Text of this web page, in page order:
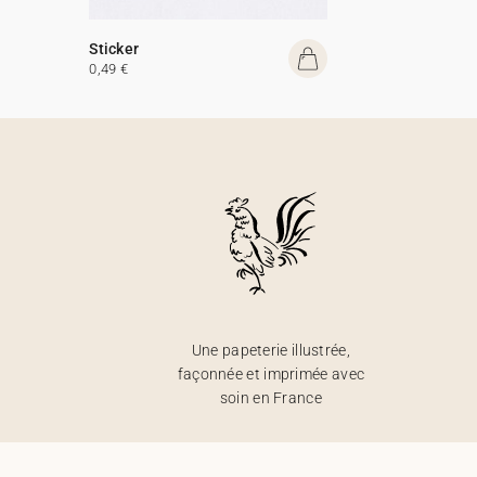
Sticker
0,49 €
Une papeterie illustrée,
façonnée et imprimée avec
soin en France